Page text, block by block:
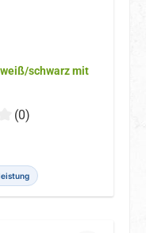
schwarz mit
(0)